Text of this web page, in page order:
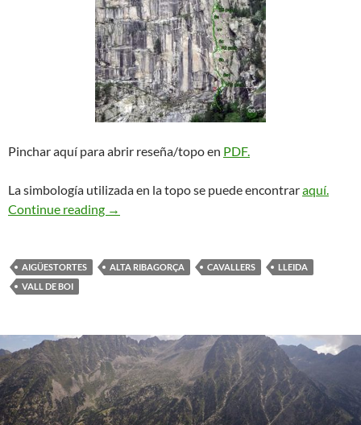
Pinchar aquí para abrir reseña/topo en PDF.
La simbología utilizada en la topo se puede encontraraquí.
Continue reading Via Laura. Cavallers
→
AIGÜESTORTES ALTA RIBAGORÇA CAVALLERS
LLEIDA
VALL DE BOI